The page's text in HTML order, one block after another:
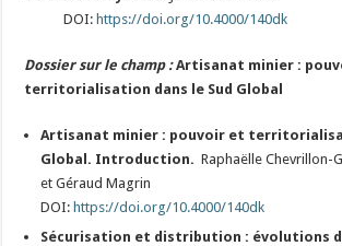
DOI: https://doi.org/10.4000/140dk
Dossier sur le champ :Artisanat minier :
territorialisation dans le Sud Global
Artisanat minier : pouvoir et
Global. Introduction.Raphaëlle Chevrillon-
et Géraud Magrin
DOI: https://doi.org/10.4000/140dk
Sécurisation et distribution : évolutions